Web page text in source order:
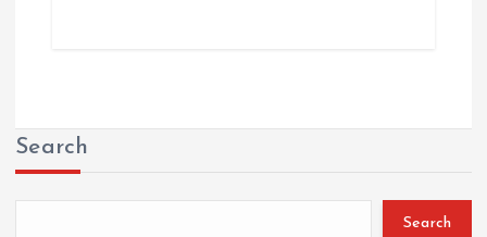
Search
Search